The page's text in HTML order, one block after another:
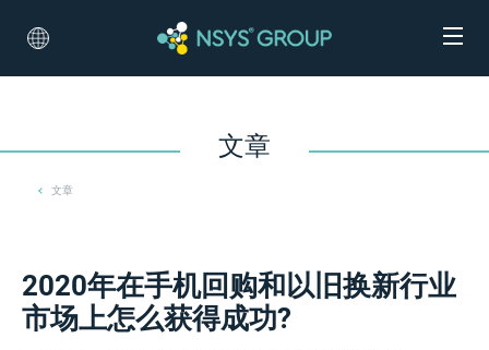
文章
文章
2020年在手机回购和以旧换新行业
市场上怎么获得成功?